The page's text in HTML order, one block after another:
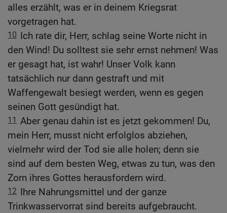
alles erzählt, was er in deinem Kriegsrat
vorgetragen hat.
10 Ich rate dir, Herr, schlag seine Worte nicht in
den Wind! Du solltest sie sehr ernst nehmen! Was
er gesagt hat, ist wahr! Unser Volk kann
tatsächlich nur dann gestraft und mit
Waffengewalt besiegt werden, wenn es gegen
seinen Gott gesündigt hat.
11 Aber genau dahin ist es jetzt gekommen! Du,
mein Herr, musst nicht erfolglos abziehen,
vielmehr wird der Tod sie alle holen; denn sie
sind auf dem besten Weg, etwas zu tun, was den
Zorn ihres Gottes herausfordern wird.
12 Ihre Nahrungsmittel und der ganze
Trinkwasservorrat sind bereits aufgebraucht.